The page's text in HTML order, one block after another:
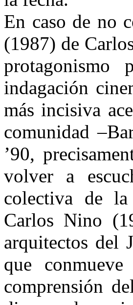
En caso de no
(1987) de
protagonismo
indagación
más incisiva
comunidad
’90,
volver a
colectiva de la
Carlos Nino
arquitectos del
que
comprensión